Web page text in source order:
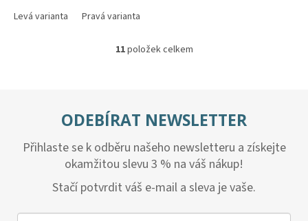
Levá varianta Pravá varianta
O
a
í
p
r
v
y
11položek celkem
ODEBÍRAT NEWSLETTER
Přihlaste se k odběru našeho newsletteru a získejte
okamžitou slevu 3 % na váš nákup!
Stačí potvrdit váš e-mail a sleva je vaše.